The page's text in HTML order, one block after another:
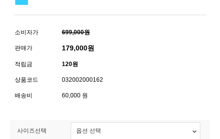
소비자가 699,000원
판매가 179,000원
적립금 120원
상품코드 032002000162
배송비 60,000 원
사이즈선택